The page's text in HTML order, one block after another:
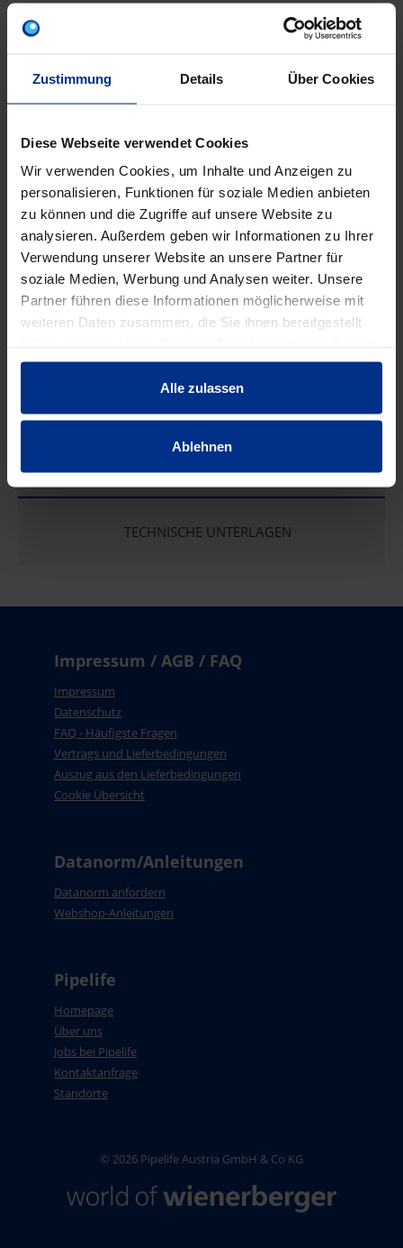
Zustimmung Details Über Cookies
Diese Webseite verwendet Cookies
Wir verwenden Cookies, um Inhalte und Anzeigen zu
personalisieren, Funktionen für soziale Medien anbieten
zu können und die Zugriffe auf unsere Website zu
analysieren. Außerdem geben wir Informationen zu Ihrer
Verwendung unserer Website an unsere Partner für
soziale Medien, Werbung und Analysen weiter. Unsere
Partner führen diese Informationen möglicherweise mit
weiteren Daten zusammen, die Sie ihnen bereitgestellt
gesammelt haben.
Alle zulassen
Ablehnen
Verpackungseinheit: -
HW-3460
MINUS PLUS
Min.: 1 st
63,40 €
pro 1 st (exkl. Mwst.)
AAT
Code
EIGENSCHAFTEN
Absperrschlüssel für
Überflurhydrant
TECHNISCHE UNTERLAGEN
Impressum / AGB / FAQ
Impressum
Datenschutz
FAQ - Häufigste Fragen
Vertrags und Lieferbedingungen
Auszug aus den Lieferbedingungen
Cookie Übersicht
Datanorm/Anleitungen
Datanorm anfordern
Webshop-Anleitungen
Pipelife
Homepage
Über uns
Jobs bei Pipelife
Kontaktanfrage
Standorte
© 2026 Pipelife Austria GmbH & Co KG